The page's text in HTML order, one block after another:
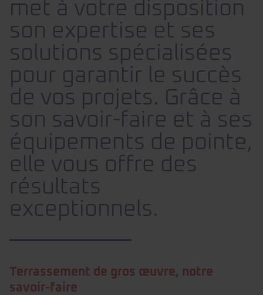
met à votre disposition
son expertise et ses
solutions spécialisées
pour garantir le succès
de vos projets. Grâce à
son savoir-faire et à ses
équipements de pointe,
elle vous offre des
résultats
exceptionnels.
Terrassement de gros œuvre, notre
savoir-faire